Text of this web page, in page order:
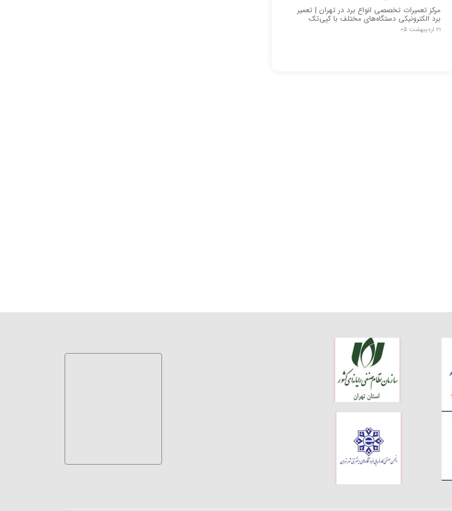
مرکز تعمیرات تخصصی انواع برد در تهران | تعمیر
برد الکترونیکی دستگاه‌های مختلف با کپی‌تک
۲۱ اردیبهشت ۰۵